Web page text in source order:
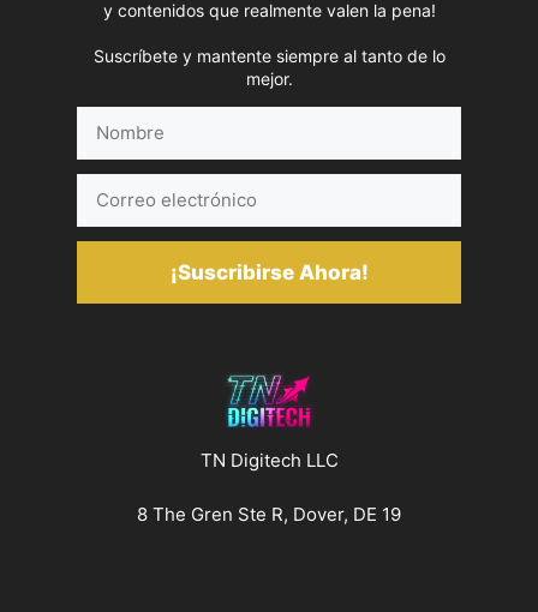
y contenidos que realmente valen la pena!
Suscríbete y mantente siempre al tanto de lo
mejor.
electrónico
¡Suscribirse Ahora!
TN Digitech LLC
8 The Gren Ste R, Dover, DE 19